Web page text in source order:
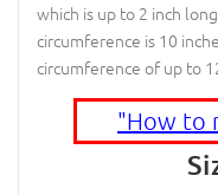
which is up to 2 inch
circumference is 10
circumference of up to
"How to